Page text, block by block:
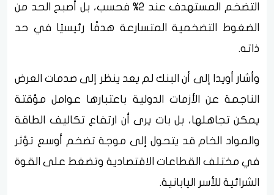
التضخم المستهدف عند 2% فحسب، بل أصبح الحد من
الضغوط التضخمية المتسارعة هدفًا رئيسيًا في حد
ذاته.
وأشار أويدا إلى أن البنك لم يعد ينظر إلى صدمات العرض
الناجمة عن الأزمات الدولية باعتبارها عوامل مؤقتة
يمكن تجاهلها، بل بات يرى أن ارتفاع تكاليف الطاقة
والمواد الخام قد يتحول إلى موجة تضخم أوسع تؤثر
في مختلف القطاعات الاقتصادية وتضغط على القوة
الشرائية للأسر اليابانية.